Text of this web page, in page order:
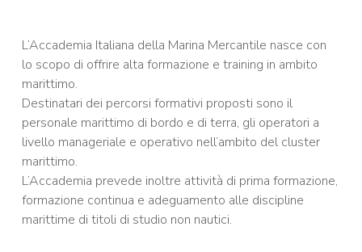
L’Accademia Italiana della Marina Mercantile nasce con
lo scopo di offrire alta formazione e training in ambito
marittimo.
Destinatari dei percorsi formativi proposti sono il
personale marittimo di bordo e di terra, gli operatori a
livello manageriale e operativo nell’ambito del cluster
marittimo.
L’Accademia prevede inoltre attività di prima formazione,
formazione continua e adeguamento alle discipline
marittime di titoli di studio non nautici.